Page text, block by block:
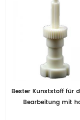
Bester Kunststoff für
Bearbeitung mit